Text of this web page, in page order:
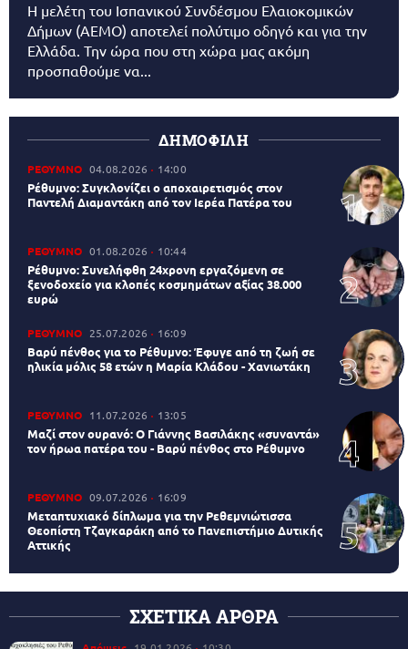
Η μελέτη του Ισπανικού Συνδέσμου Ελαιοκομικών
Δήμων (AEMO) αποτελεί πολύτιμο οδηγό και για την
Ελλάδα. Την ώρα που στη χώρα μας ακόμη
προσπαθούμε να...
ΔΗΜΟΦΙΛΗ
ΡΕΘΥΜΝΟ 04.08.2026 14:00
Ρέθυμνο: Συγκλονίζει ο αποχαιρετισμός στον
Παντελή Διαμαντάκη από τον Ιερέα Πατέρα του
ΡΕΘΥΜΝΟ 01.08.2026 10:44
Ρέθυμνο: Συνελήφθη 24χρονη εργαζόμενη σε
ξενοδοχείο για κλοπές κοσμημάτων αξίας 38.000
ευρώ
ΡΕΘΥΜΝΟ 25.07.2026 16:09
Βαρύ πένθος για το Ρέθυμνο: Έφυγε από τη ζωή σε
ηλικία μόλις 58 ετών η Μαρία Κλάδου - Χανιωτάκη
ΡΕΘΥΜΝΟ 11.07.2026 13:05
Μαζί στον ουρανό: Ο Γιάννης Βασιλάκης «συναντά»
τον ήρωα πατέρα του - Βαρύ πένθος στο Ρέθυμνο
ΡΕΘΥΜΝΟ 09.07.2026 16:09
Μεταπτυχιακό δίπλωμα για την Ρεθεμνιώτισσα
Θεοπίστη Τζαγκαράκη από το Πανεπιστήμιο Δυτικής
Αττικής
ΣΧΕΤΙΚΑ ΑΡΘΡΑ